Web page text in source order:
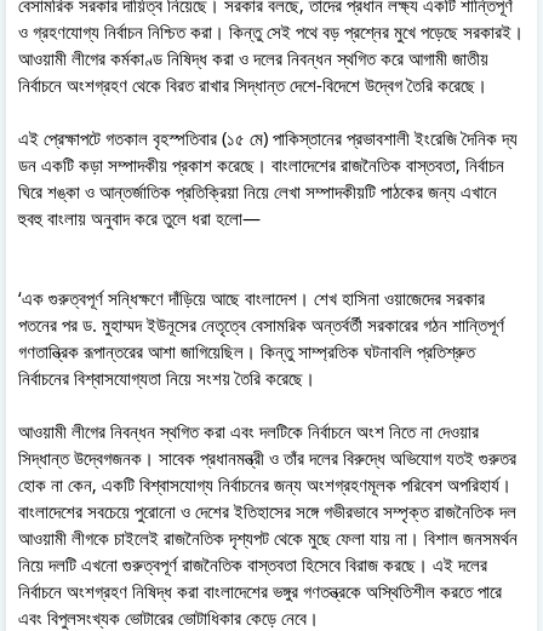
ও গ্রহণযোগ্য নির্বাচন নিশ্চিত করা। কিন্তু সেই পথে বড় প্রশ্নের মুখে পড়েছে সরকারই।
আওয়ামী লীগের কর্মকাণ্ড নিষিদ্ধ করা ও দলের নিবন্ধন স্থগিত করে আগামী জাতীয়
নির্বাচনে অংশগ্রহণ থেকে বিরত রাখার সিদ্ধান্ত দেশে-বিদেশে উদ্বেগ তৈরি করেছে।
এই প্রেক্ষাপটে গতকাল বৃহস্পতিবার (১৫ মে) পাকিস্তানের প্রভাবশালী ইংরেজি দৈনিক দ্য
ডন একটি কড়া সম্পাদকীয় প্রকাশ করেছে। বাংলাদেশের রাজনৈতিক বাস্তবতা, নির্বাচন
ঘিরে শঙ্কা ও আন্তর্জাতিক প্রতিক্রিয়া নিয়ে লেখা সম্পাদকীয়টি পাঠকের জন্য এখানে
হুবহু বাংলায় অনুবাদ করে তুলে ধরা হলো—
‘এক গুরুত্বপূর্ণ সন্ধিক্ষণে দাঁড়িয়ে আছে বাংলাদেশ। শেখ হাসিনা ওয়াজেদের সরকার
পতনের পর ড. মুহাম্মদ ইউনূসের নেতৃত্বে বেসামরিক অন্তর্বর্তী সরকারের গঠন শান্তিপূর্ণ
গণতান্ত্রিক রূপান্তরের আশা জাগিয়েছিল। কিন্তু সাম্প্রতিক ঘটনাবলি প্রতিশ্রুত
নির্বাচনের বিশ্বাসযোগ্যতা নিয়ে সংশয় তৈরি করেছে।
আওয়ামী লীগের নিবন্ধন স্থগিত করা এবং দলটিকে নির্বাচনে অংশ নিতে না দেওয়ার
সিদ্ধান্ত উদ্বেগজনক। সাবেক প্রধানমন্ত্রী ও তাঁর দলের বিরুদ্ধে অভিযোগ যতই গুরুতর
হোক না কেন, একটি বিশ্বাসযোগ্য নির্বাচনের জন্য অংশগ্রহণমূলক পরিবেশ অপরিহার্য।
বাংলাদেশের সবচেয়ে পুরোনো ও দেশের ইতিহাসের সঙ্গে গভীরভাবে সম্পৃক্ত রাজনৈতিক দল
আওয়ামী লীগকে চাইলেই রাজনৈতিক দৃশ্যপট থেকে মুছে ফেলা যায় না। বিশাল জনসমর্থন
নিয়ে দলটি এখনো গুরুত্বপূর্ণ রাজনৈতিক বাস্তবতা হিসেবে বিরাজ করছে। এই দলের
নির্বাচনে অংশগ্রহণ নিষিদ্ধ করা বাংলাদেশের ভঙ্গুর গণতন্ত্রকে অস্থিতিশীল করতে পারে
এবং বিপুলসংখ্যক ভোটারের ভোটাধিকার কেড়ে নেবে।